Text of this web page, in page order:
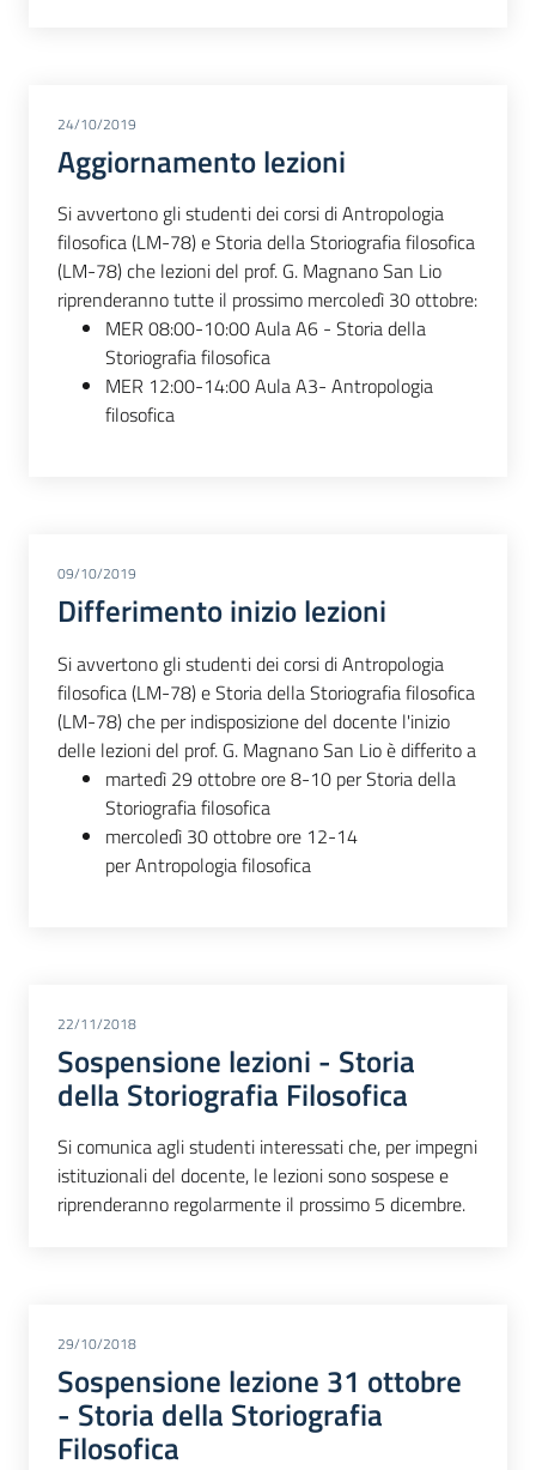
24/10/2019
Aggiornamento lezioni
Si avvertono gli studenti dei corsi di Antropologia
filosofica (LM-78) e Storia della Storiografia filosofica
(LM-78) che lezioni del prof. G. Magnano San Lio
riprenderanno tutte il prossimo mercoledì 30 ottobre:
MER 08:00-10:00 Aula A6 - Storia della
Storiografia filosofica
MER 12:00-14:00 Aula A3- Antropologia
filosofica
09/10/2019
Differimento inizio lezioni
Si avvertono gli studenti dei corsi di Antropologia
filosofica (LM-78) e Storia della Storiografia filosofica
(LM-78) che per indisposizione del docente l'inizio
delle lezioni del prof. G. Magnano San Lio è differito a
martedì 29 ottobre ore 8-10 per Storia della
Storiografia filosofica
mercoledì 30 ottobre ore 12-14
per Antropologia filosofica
22/11/2018
Sospensione lezioni - Storia
della Storiografia Filosofica
Si comunica agli studenti interessati che, per impegni
istituzionali del docente, le lezioni sono sospese e
riprenderanno regolarmente il prossimo 5 dicembre.
29/10/2018
Sospensione lezione 31 ottobre
- Storia della Storiografia
Filosofica